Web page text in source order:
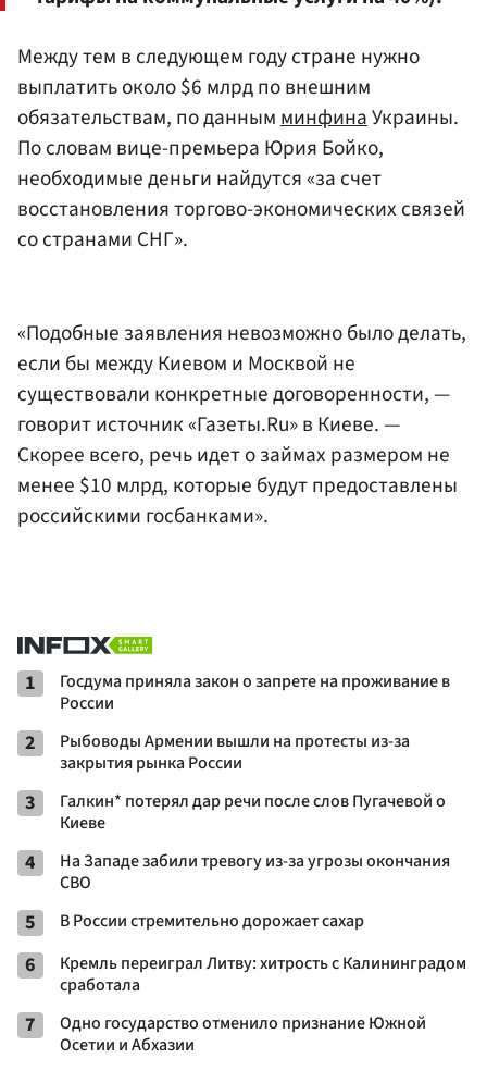
Между тем в следующем году стране нужно
выплатить около $6 млрд по внешним
обязательствам, по даннымминфинаУкраины.
По словам вице-премьера Юрия Бойко,
необходимые деньги найдутся «за счет
восстановления торгово-экономических связей
со странами СНГ».
«Подобные заявления невозможно было делать,
если бы между Киевом и Москвой не
существовали конкретные договоренности, —
говорит источник «Газеты.Ru» в Киеве. —
Скорее всего, речь идет о займах размером не
менее $10 млрд, которые будут предоставлены
российскими госбанками».
1
Госдума приняла закон о запрете на проживание в
России
2
Рыбоводы Армении вышли на протесты из-за
закрытия рынка России
3
Галкин* потерял дар речи после слов Пугачевой о
Киеве
4
На Западе забили тревогу из-за угрозы окончания
СВО
5 В России стремительно дорожает сахар
6
Кремль переиграл Литву: хитрость с Калининградом
сработала
7
Одно государство отменило признание Южной
Осетии и Абхазии